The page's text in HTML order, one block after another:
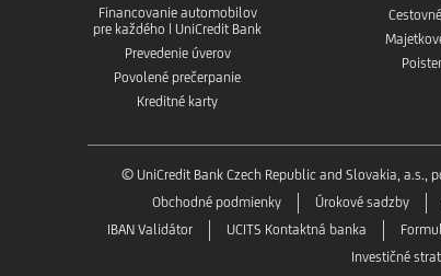
Financovanie automobilov
pre každého | UniCredit Bank
Prevedenie úverov
Povolené prečerpanie
Kreditné karty
© UniCredit Bank Czech Republic and Slovakia, a.s.,
Obchodné podmienky
Úrokové sadzby
IBAN Validátor
UCITS Kontaktná banka
Investičné